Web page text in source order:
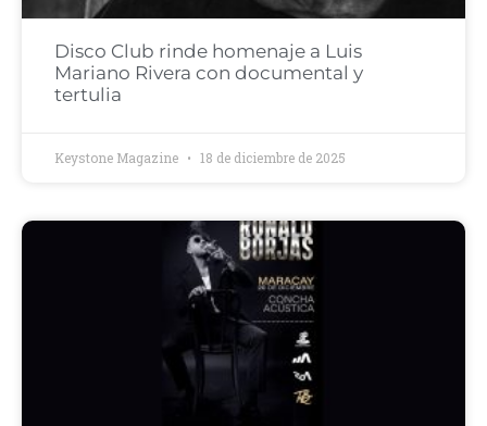
Disco Club rinde homenaje a Luis
Mariano Rivera con documental y
tertulia
Keystone Magazine 18 de diciembre de 2025